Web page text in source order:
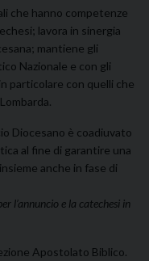
che hanno competenze
lavora in sinergia
mantiene gli
Nazionale e con gli
particolare con quelli che
Diocesano è coadiuvato
al fine di garantire una
anche in fase di
l’annuncio e la catechesi in
Apostolato Biblico.